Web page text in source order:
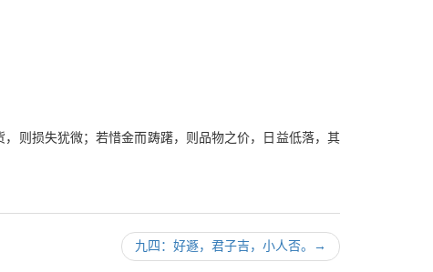
则损失犹微；若惜金而踌躇，则品物之价，日益低落，其
九四：好遯，君子吉，小人否。 →